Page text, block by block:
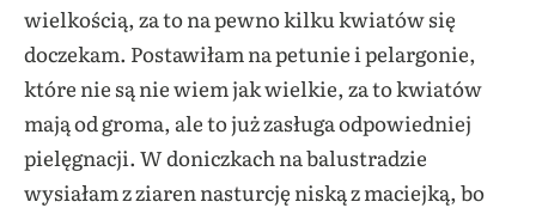
wielkością, za to na pewno kilku kwiatów się
doczekam. Postawiłam na petunie i pelargonie,
które nie są nie wiem jak wielkie, za to kwiatów
mają od groma, ale to już zasługa odpowiedniej
pielęgnacji. W doniczkach na balustradzie
wysiałam z ziaren nasturcję niską z maciejką, bo